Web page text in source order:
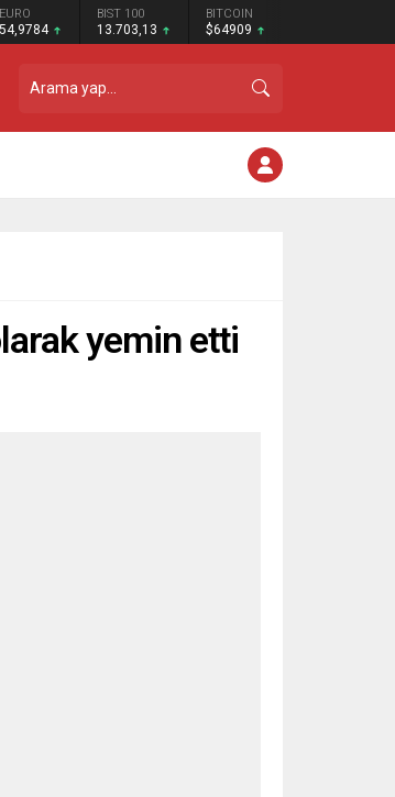
EURO
54,9784
BIST 100
13.703,13
BITCOIN
$64909
yemin etti